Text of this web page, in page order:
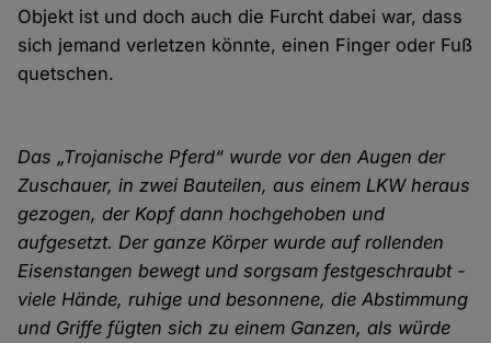
Objekt ist und doch auch die Furcht dabei war, dass
sich jemand verletzen könnte, einen Finger oder Fuß
quetschen.
Das „Trojanische Pferd“ wurde vor den Augen der
Zuschauer, in zwei Bauteilen, aus einem LKW heraus
gezogen, der Kopf dann hochgehoben und
aufgesetzt. Der ganze Körper wurde auf rollenden
Eisenstangen bewegt und sorgsam festgeschraubt -
viele Hände, ruhige und besonnene, die Abstimmung
und Griffe fügten sich zu einem Ganzen, als würde